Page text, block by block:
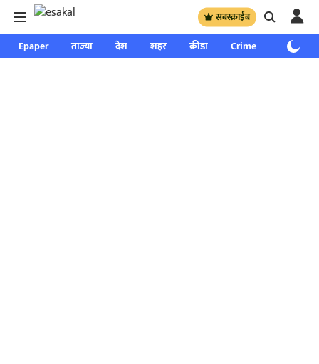
सबस्क्राईब
Epaper ताज्या देश शहर क्रीडा Crime साप्ताहिक